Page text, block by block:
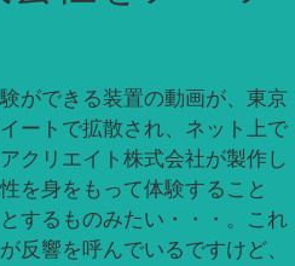
ができる装置の動画が、東京
ートで拡散され、ネット上で
クリエイト株式会社が製作し
を身をもって体験すること
するものみたい・・・。これ
反響を呼んでいるですけど、